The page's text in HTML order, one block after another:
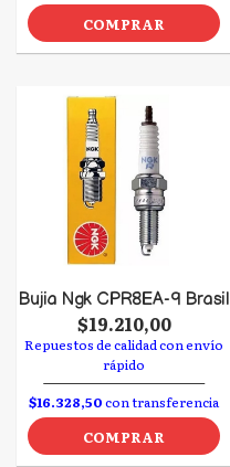
COMPRAR
Bujia Ngk CPR8EA-9 Brasil
$19.210,00
Repuestos de calidad con envío
rápido
$16.328,50con transferencia
COMPRAR